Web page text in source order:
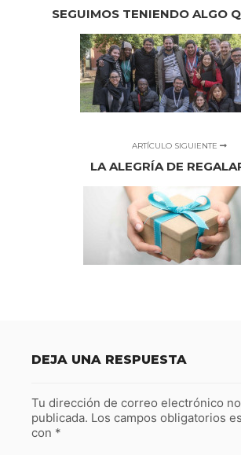
SEGUIMOS TENIENDO ALGO
ARTÍCULO SIGUIENTE
LA ALEGRÍA DE
DEJA UNA RESPUESTA
Tu dirección de correo electrónico
publicada. Los campos obligatorios
con *